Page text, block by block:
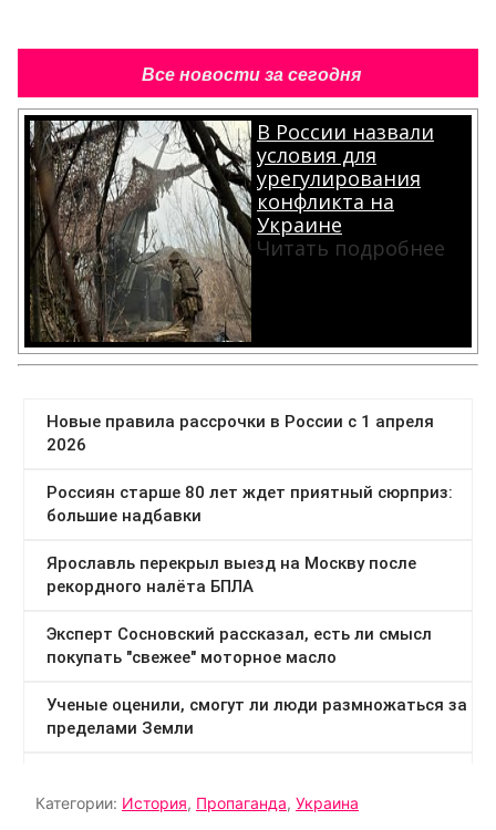
Все новости за сегодня
В России назвали
условия для
урегулирования
конфликта на
Украине
Читать подробнее
Категории: История, Пропаганда, Украина